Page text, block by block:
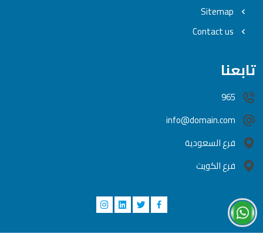
تابعنا
965
info@domain.com
فرع السعودية
فرع الكويت